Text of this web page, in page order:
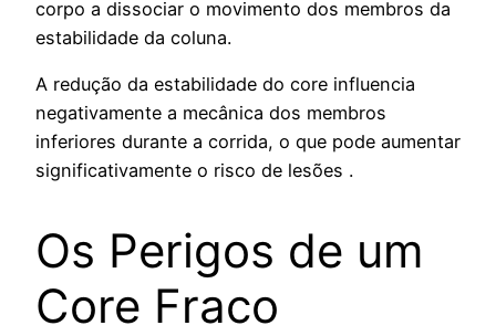
corpo a dissociar o movimento dos membros da
estabilidade da coluna.
A redução da estabilidade do core influencia
negativamente a mecânica dos membros
inferiores durante a corrida, o que pode aumentar
significativamente o risco de lesões .
Os Perigos de um
Core Fraco